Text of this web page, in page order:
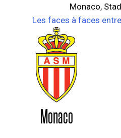
Monaco,
Les faces à faces
Monaco